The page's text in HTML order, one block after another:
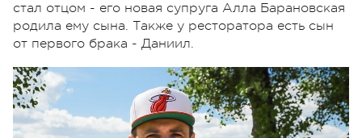
стал отцом - его новая супруга Алла Барановская
родила ему сына. Также у ресторатора есть сын
от первого брака - Даниил.